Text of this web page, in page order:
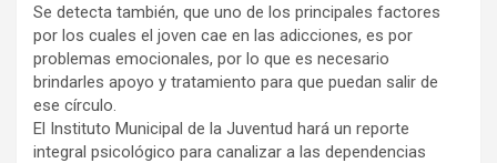
Se detecta también, que uno de los principales factores
por los cuales el joven cae en las adicciones, es por
problemas emocionales, por lo que es necesario
brindarles apoyo y tratamiento para que puedan salir de
ese círculo.
El Instituto Municipal de la Juventud hará un reporte
integral psicológico para canalizar a las dependencias